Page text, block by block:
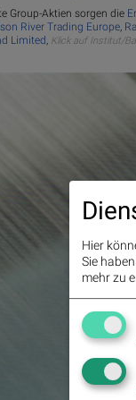
Group-Aktien sorgen die
River Trading Europe,
Limited , Klick auf Institut/
Hier
Sie
mehr zu